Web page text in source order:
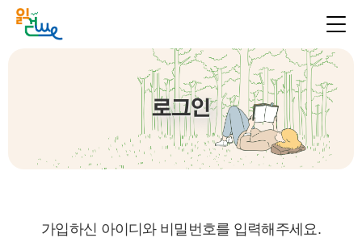
로그인
가입하신 아이디와 비밀번호를 입력해주세요.